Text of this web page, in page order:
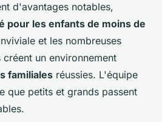
d'avantages notables,
pour les enfants de moins de
et les nombreuses
un environnement
familiales réussies. L'équipe
que petits et grands passent